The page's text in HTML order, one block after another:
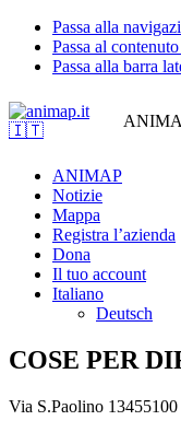
Passa alla
Passa al
Passa alla barra
ANIMAP
Notizie
Mappa
Registra l’azienda
Dona
Il tuo account
Italiano
Deutsch
COSE PER
Via S.Paolino 134